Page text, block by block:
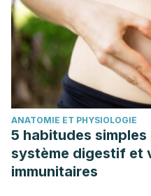
Sucrose, high-sugar
cancer–a population-
Wallin A, Wolk A.
https://
Institute of Medicine (US)
and Research; Colten
Disorders and Sleep
Problem. Washington
2006. 3, Extent and
ANATOMIE ET PHYSIOLOGIE
5 habitudes
système digestif et
immunitaires